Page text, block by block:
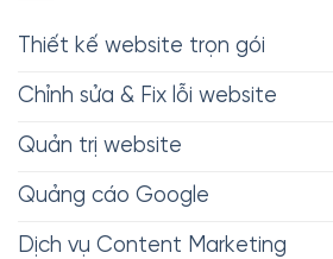
Thiết kế website trọn gói
Chỉnh sửa & Fix lỗi website
Quản trị website
Quảng cáo Google
Dịch vụ Content Marketing